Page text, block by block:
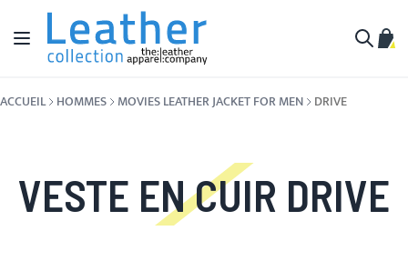
Aller au contenu
Affichage navigation
ACCUEIL HOMMES MOVIES LEATHER JACKET FOR MEN DRIVE
VESTE EN CUIR DRIVE